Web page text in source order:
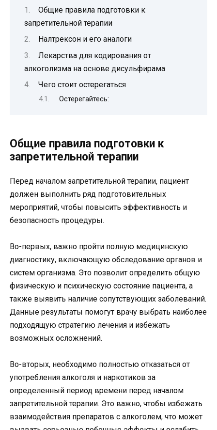
Общие правила подготовки к
запретительной терапии
Налтрексон и его аналоги
Лекарства для кодирования от
алкоголизма на основе дисульфирама
Чего стоит остерегаться
Остерегайтесь:
Общие правила подготовки к
запретительной терапии
Перед началом запретительной терапии, пациент
должен выполнить ряд подготовительных
мероприятий, чтобы повысить эффективность и
безопасность процедуры.
Во-первых, важно пройти полную медицинскую
диагностику, включающую обследование органов и
систем организма. Это позволит определить общую
физическую и психическую состояние пациента, а
также выявить наличие сопутствующих заболеваний.
Данные результаты помогут врачу выбрать наиболее
подходящую стратегию лечения и избежать
возможных осложнений.
Во-вторых, необходимо полностью отказаться от
употребления алкоголя и наркотиков за
определенный период времени перед началом
запретительной терапии. Это важно, чтобы избежать
взаимодействия препаратов с алкоголем, что может